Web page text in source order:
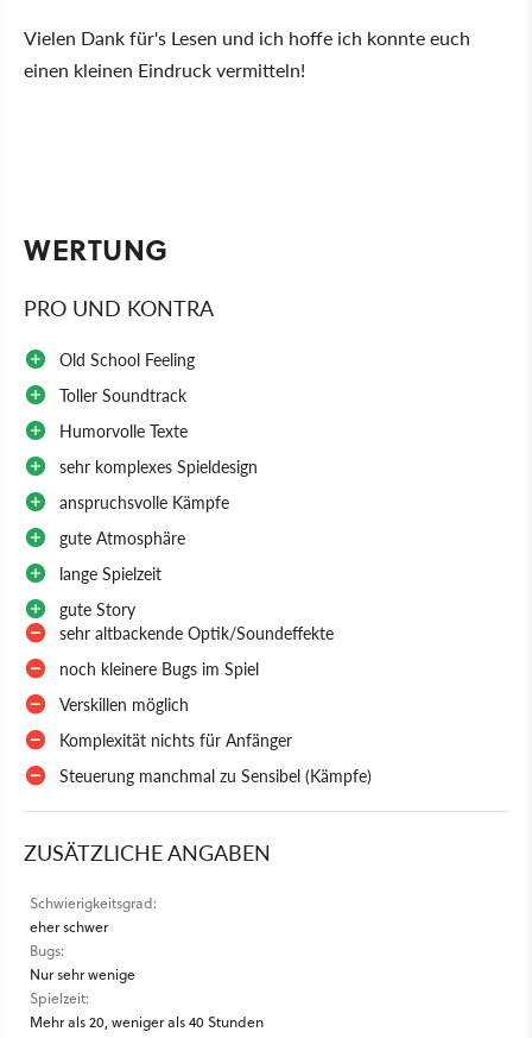
Vielen Dank für's Lesen und ich hoffe ich konnte euch
einen kleinen Eindruck vermitteln!
WERTUNG
PRO UND KONTRA
Old School Feeling
Toller Soundtrack
Humorvolle Texte
sehr komplexes Spieldesign
anspruchsvolle Kämpfe
gute Atmosphäre
lange Spielzeit
gute Story
sehr altbackende Optik/Soundeffekte
noch kleinere Bugs im Spiel
Verskillen möglich
Komplexität nichts für Anfänger
Steuerung manchmal zu Sensibel (Kämpfe)
ZUSÄTZLICHE ANGABEN
Schwierigkeitsgrad:
eher schwer
Bugs:
Nur sehr wenige
Spielzeit:
Mehr als 20, weniger als 40 Stunden